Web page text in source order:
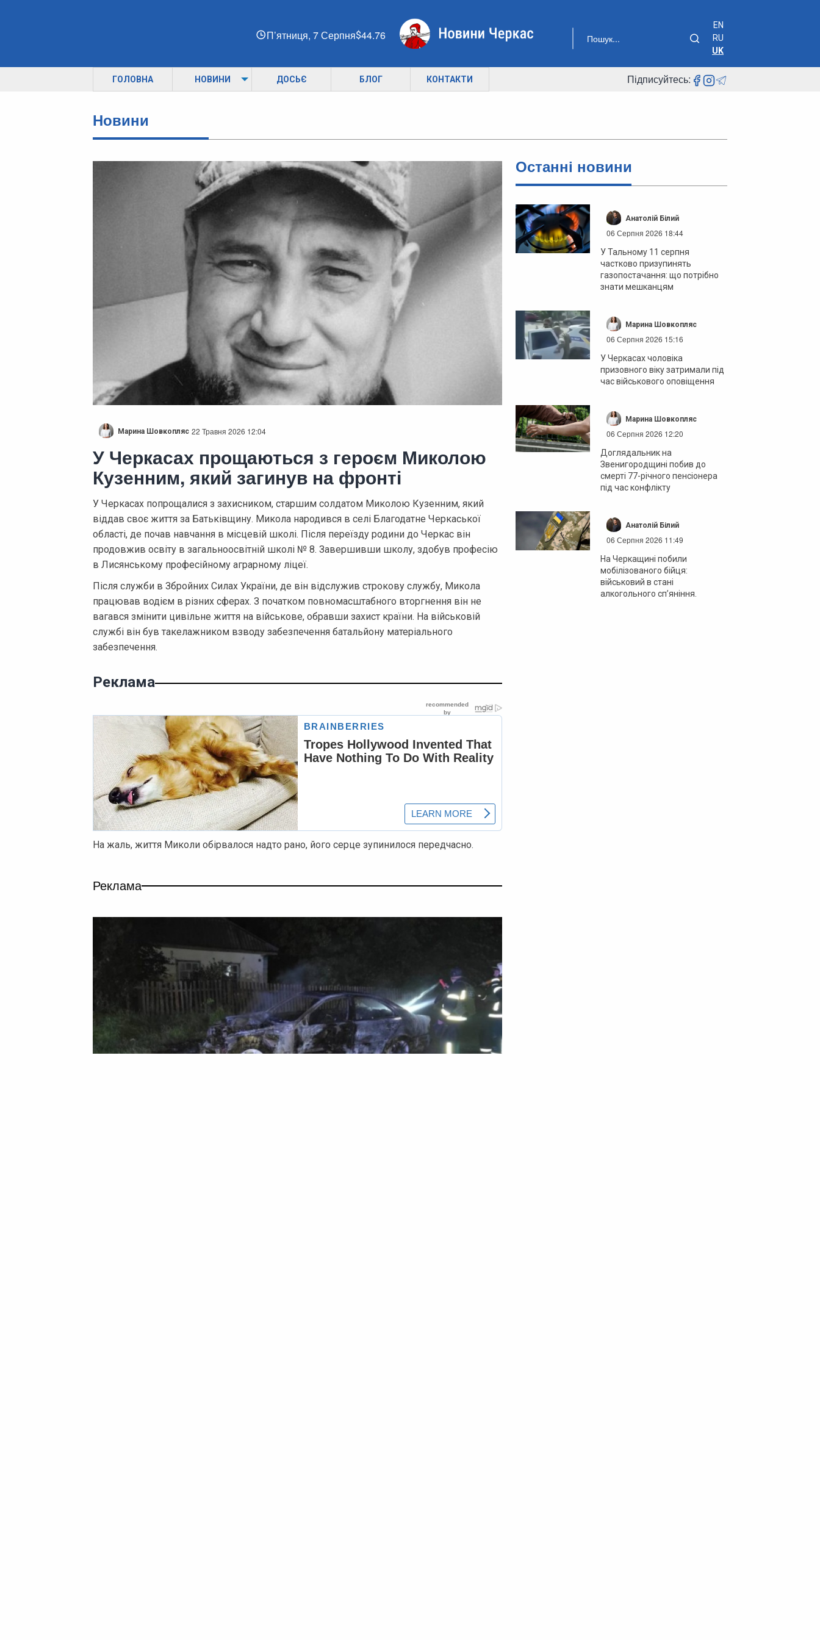
П’ятниця, 7 Серпня 44.76
EN
RU
UK
ГОЛОВНА НОВИНИ ДОСЬЄ БЛОГ КОНТАКТИ Підписуйтесь:
Новини
Марина Шовкопляс 22 Травня 2026 12:04
У Черкасах прощаються з героєм Миколою
Кузенним, який загинув на фронті
У Черкасах попрощалися з захисником, старшим солдатом Миколою Кузенним, який
віддав своє життя за Батьківщину. Микола народився в селі Благодатне Черкаської
області, де почав навчання в місцевій школі. Після переїзду родини до Черкас він
продовжив освіту в загальноосвітній школі № 8. Завершивши школу, здобув професію
в Лисянському професійному аграрному ліцеї.
Після служби в Збройних Силах України, де він відслужив строкову службу, Микола
працював водієм в різних сферах. З початком повномасштабного вторгнення він не
вагався змінити цивільне життя на військове, обравши захист країни. На військовій
службі він був такелажником взводу забезпечення батальйону матеріального
забезпечення.
Реклама
На жаль, життя Миколи обірвалося надто рано, його серце зупинилося передчасно.
Реклама
Останні новини
Анатолій Білий
06 Серпня 2026 18:44
У Тальному 11 серпня
частково призупинять
газопостачання: що потрібно
знати мешканцям
Марина Шовкопляс
06 Серпня 2026 15:16
У Черкасах чоловіка
призовного віку затримали під
час військового оповіщення
Марина Шовкопляс
06 Серпня 2026 12:20
Доглядальник на
Звенигородщині побив до
смерті 77-річного пенсіонера
під час конфлікту
Анатолій Білий
06 Серпня 2026 11:49
На Черкащині побили
мобілізованого бійця:
військовий в стані
алкогольного сп’яніння.